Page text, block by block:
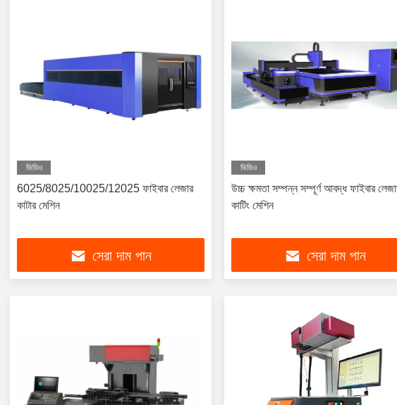
ভিডিও
6025/8025/10025/12025 ফাইবার লেজার
কাটার মেশিন
সেরা দাম পান
ভিডিও
উচ্চ ক্ষমতা সম্পন্ন সম্পূর্ণ আবদ্ধ ফাইবার
কাটিং মেশিন
সেরা দাম পান